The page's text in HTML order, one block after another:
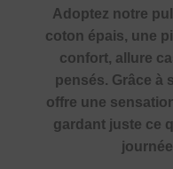
Adoptez notre
coton épais, une
confort, allure
pensés. Grâce à
offre une
gardant juste ce